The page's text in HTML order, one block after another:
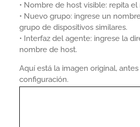
• Nombre de host visible: repita
• Nuevo grupo: ingrese un
grupo de dispositivos similares.
• Interfaz del agente: ingrese la
nombre de host.
Aquí está la imagen original,
configuración.